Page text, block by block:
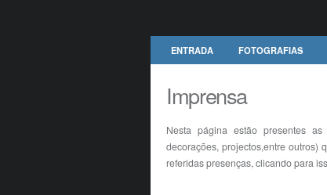
ENTRADA FOTOGRAFIAS
Imprensa
Nesta página estão presentes
decorações, projectos,entre outros)
referidas presenças, clicando para